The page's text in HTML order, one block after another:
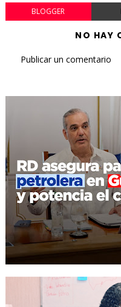
BLOGGER
NO HAY
Publicar un comentario